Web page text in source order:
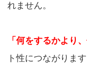
れません。
「何をするかより
ト性につながります